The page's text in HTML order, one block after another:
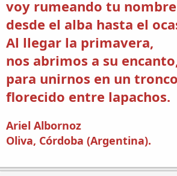
voy rumeando tu nombre
desde el alba hasta el
Al llegar la primavera,
nos abrimos a su
para unirnos en un tronco
florecido entre lapachos.
Ariel Albornoz
Oliva, Córdoba (Argentina).